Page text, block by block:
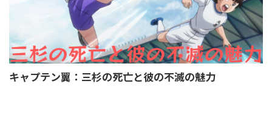
キャプテン翼：三杉の死亡と彼の不滅の魅力